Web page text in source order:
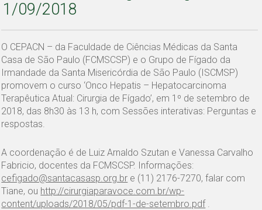
1/09/2018
O CEPACN – da Faculdade de Ciências Médicas da Santa
Casa de São Paulo (FCMSCSP) e o Grupo de Fígado da
Irmandade da Santa Misericórdia de São Paulo (ISCMSP)
promovem o curso ‘Onco Hepatis – Hepatocarcinoma
Terapêutica Atual: Cirurgia de Fígado’, em 1º de setembro de
2018, das 8h30 às 13 h, com Sessões interativas: Perguntas e
respostas.
A coordenação é de Luiz Arnaldo Szutan e Vanessa Carvalho
Fabricio, docentes da FCMSCSP. Informações:
cefigado@santacasasp.org.br e (11) 2176-7270, falar com
Tiane, ou http://cirurgiaparavoce.com.br/wp-
content/uploads/2018/05/pdf-1-de-setembro.pdf.